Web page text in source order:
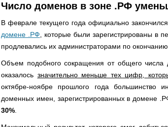
Число доменов в зоне .РФ
В феврале текущего года официально
домене .РФ , которые были зарегистрированы в
продлевались их администраторами по
Объем подобного сокращения от общего числа
оказалось значительно меньше тех цифр,
октябре-ноябре прошлого года большинство
доменных имен, зарегистрированных в домене
30%